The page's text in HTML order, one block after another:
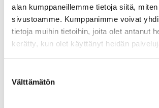
alan kumppaneillemme tietoja siitä,
sivustoamme. Kumppanimme voivat
tietoja muihin tietoihin, joita olet antanut
kerätty, kun olet käyttänyt heidän
valinta
Välttämätön
Pääsymaksu
VAPAA PÄÄSY!